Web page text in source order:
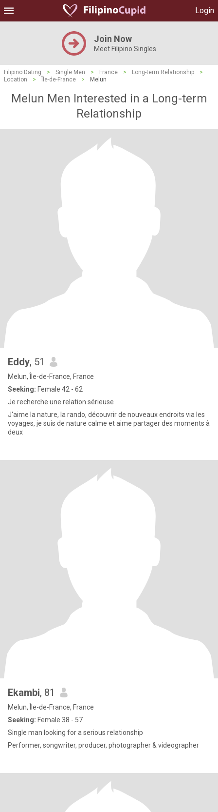
Login
Join Now
Meet Filipino Singles
Filipino Dating > Single Men > France > Long-term Relationship
>
Location
> Île-de-France > Melun
Melun Men Interested in a Long-term
Relationship
Eddy, 51
Melun, Île-de-France, France
Seeking: Female 42 - 62
Je recherche une relation sérieuse
J'aime la nature, la rando, découvrir de nouveaux endroits via les
voyages, je suis de nature calme et aime partager des moments à
deux
Ekambi, 81
Melun, Île-de-France, France
Seeking: Female 38 - 57
Single man looking for a serious relationship
Performer, songwriter, producer, photographer & videographer